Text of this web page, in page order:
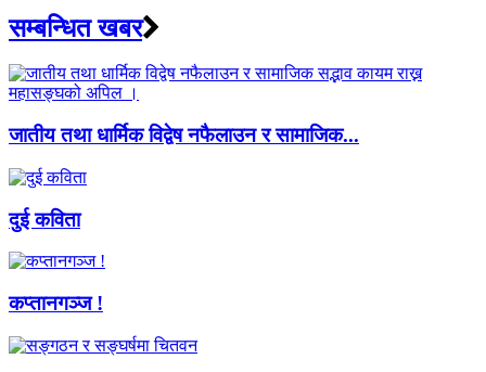
सम्बन्धित खबर
जातीय तथा धार्मिक विद्वेष नफैलाउन र सामाजिक...
दुई कविता
कप्तानगञ्ज !